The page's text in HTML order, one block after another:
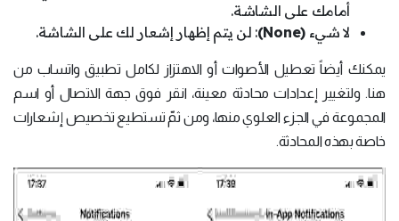
أمامك على الشاشة.
لا شيء(None) : لن يتم إظهار إشعار لك على الشاشة.
يمكنك أيضاً تعطيل الأصوات أو الاهتزاز لكامل تطبيق واتساب من
هنا. ولتغيير إعدادات محادثة معينة، انقر فوق جهة الاتصال أو اسم
المجموعة في الجزء العلوي منها، ومن ثمّ تستطيع تخصيص إشعارات
خاصة بهذه المحادثة.